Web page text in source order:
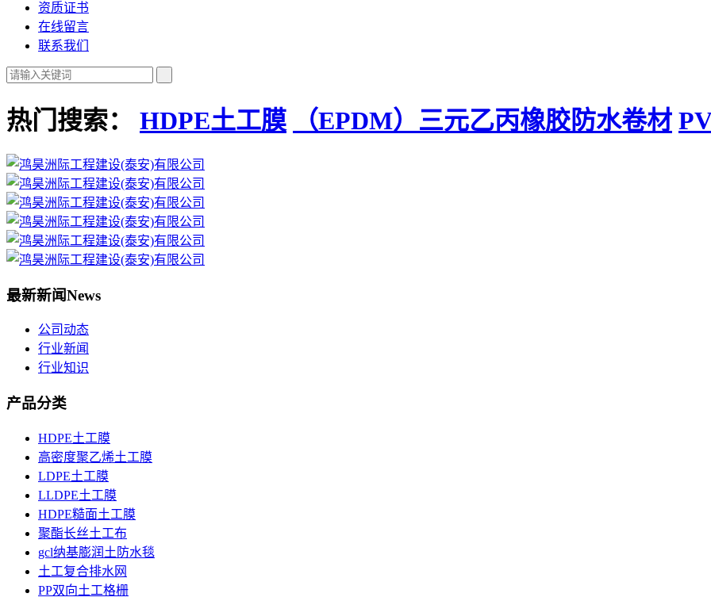
资质证书
在线留言
联系我们
热门搜索： HDPE土工膜 （EPDM）三元乙丙橡胶防水卷材
最新新闻News
公司动态
行业新闻
行业知识
产品分类
HDPE土工膜
高密度聚乙烯土工膜
LDPE土工膜
LLDPE土工膜
HDPE糙面土工膜
聚酯长丝土工布
gcl纳基膨润土防水毯
土工复合排水网
PP双向土工格栅